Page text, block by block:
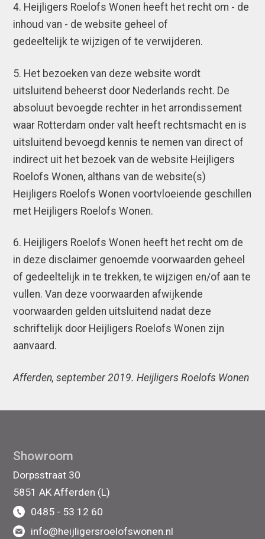
4. Heijligers Roelofs Wonen heeft het recht om - de
inhoud van - de website geheel of
gedeeltelijk te wijzigen of te verwijderen.
5. Het bezoeken van deze website wordt
uitsluitend beheerst door Nederlands recht. De
absoluut bevoegde rechter in het arrondissement
waar Rotterdam onder valt heeft rechtsmacht en is
uitsluitend bevoegd kennis te nemen van direct of
indirect uit het bezoek van de website Heijligers
Roelofs Wonen, althans van de website(s)
Heijligers Roelofs Wonen voortvloeiende geschillen
met Heijligers Roelofs Wonen.
6. Heijligers Roelofs Wonen heeft het recht om de
in deze disclaimer genoemde voorwaarden geheel
of gedeeltelijk in te trekken, te wijzigen en/of aan te
vullen. Van deze voorwaarden afwijkende
voorwaarden gelden uitsluitend nadat deze
schriftelijk door Heijligers Roelofs Wonen zijn
aanvaard.
Afferden, september 2019. Heijligers Roelofs Wonen
Showroom
Dorpsstraat 30
5851 AK Afferden (L)
0485 - 53 12 60
info@heijligersroelofswonen.nl